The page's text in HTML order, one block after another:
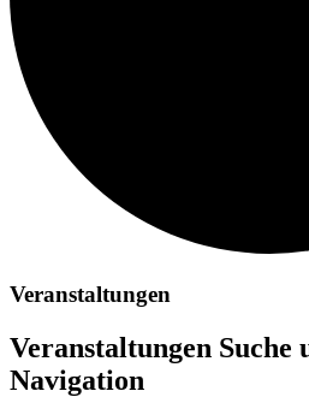
Veranstaltungen
Veranstaltungen Suche
Navigation